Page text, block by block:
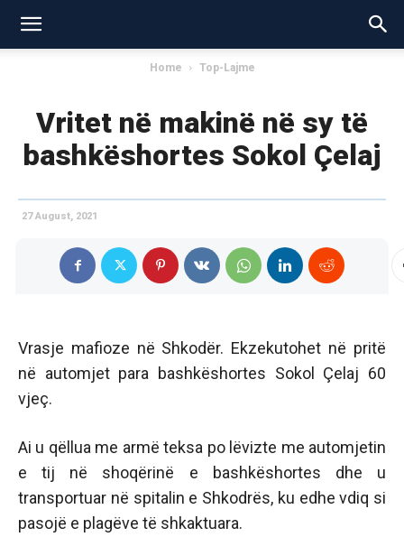
Home Top-Lajme
Vritet në makinë në sy të
bashkëshortes Sokol Çelaj
27 August, 2021
Vrasje mafioze në Shkodër. Ekzekutohet në pritë
në automjet para bashkëshortes Sokol Çelaj 60
vjeç.
Ai u qëllua me armë teksa po lëvizte me automjetin
e tij në shoqërinë e bashkëshortes dhe u
transportuar në spitalin e Shkodrës, ku edhe vdiq si
pasojë e plagëve të shkaktuara.